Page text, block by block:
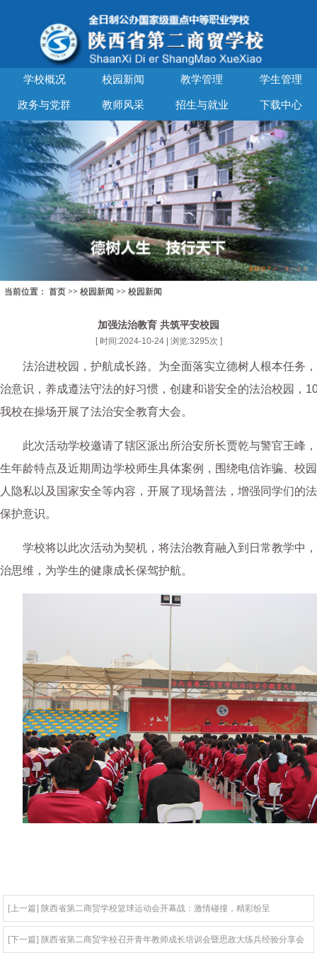
学校概况 校园新闻 教学管理 学生管理
政务与党群 教师风采 招生与就业 下载中心
当前位置： 首页 >> 校园新闻 >> 校园新闻
加强法治教育 共筑平安校园
[ 时间:2024-10-24 | 浏览:3295次 ]
法治进校园，护航成长路。为全面落实立德树人根本任务
治意识，养成遵法守法的好习惯，创建和谐安全的法治校园，
我校在操场开展了法治安全教育大会。
此次活动学校邀请了辖区派出所治安所长贾乾与警官王峰
生年龄特点及近期周边学校师生具体案例，围绕电信诈骗、校
人隐私以及国家安全等内容，开展了现场普法，增强同学们的
保护意识。
学校将以此次活动为契机，将法治教育融入到日常教学中
治思维，为学生的健康成长保驾护航。
[上一篇] 陕西省第二商贸学校篮球运动会开幕战：激情碰撞，精彩纷呈
[下一篇] 陕西省第二商贸学校召开青年教师成长培训会暨思政大练兵经验分享会